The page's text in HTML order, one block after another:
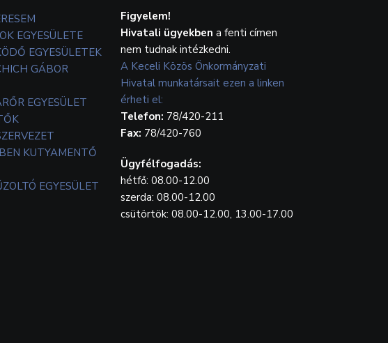
EGYESÜLETE
EGYESÜLETEK
GÁBOR
EGYESÜLET
KUTYAMENTŐ
EGYESÜLET
Figyelem!
Hivatali ügyekben a fenti címen
nem tudnak intézkedni.
A Keceli Közös Önkormányzati
Hivatal munkatársait ezen a linken
érheti el:
Telefon: 78/420-211
Fax: 78/420-760
Ügyfélfogadás:
hétfő: 08.00-12.00
szerda: 08.00-12.00
csütörtök: 08.00-12.00, 13.00-17.00